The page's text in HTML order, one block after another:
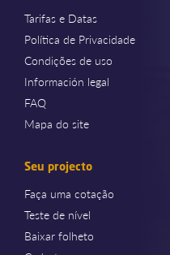
Tarifas e Datas
Política de Privacidade
Condições de uso
Información legal
FAQ
Mapa do site
Seu projecto
Faça uma cotação
Teste de nível
Baixar folheto